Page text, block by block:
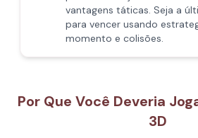
vantagens táticas. Seja a
para vencer usando
momento e colisões.
Por Que Você Deveria
3D